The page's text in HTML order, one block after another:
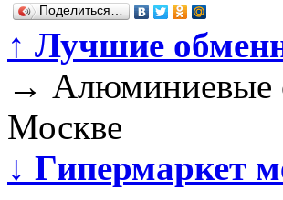
Поделиться…
↑ Лучшие
→ Алюминиевые
Москве
↓ Гипермаркет